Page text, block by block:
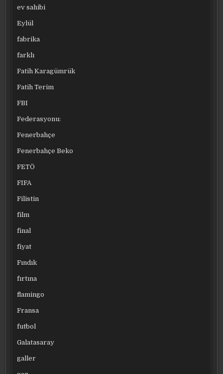
ev sahibi
Eylül
fabrika
farklı
Fatih Karagümrük
Fatih Terim
FBI
Federasyonu:
Fenerbahçe
Fenerbahçe Beko
FETÖ
FIFA
Filistin
film
final
fiyat
Fındık
fırtına
flamingo
Fransa
futbol
Galatasaray
galler